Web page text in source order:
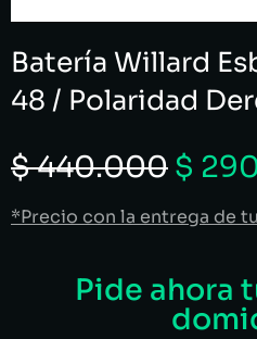
Batería Willard
48 / Polaridad
$440.000 $
*Precio con la entrega de
Pide ahora